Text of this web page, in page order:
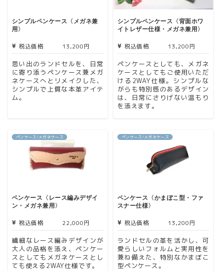
シンプルペンケース〈メガネ兼
用〉
税込価格 13,200円
思い出のランドセルを、日常
に寄り添うペンケース兼メガ
ネケースへとリメイクした、
シンプルで上質な本革アイテ
ム。
シンプルペンケース〈背面ホワ
イトレザー仕様・メガネ兼用〉
税込価格 13,200円
ペンケースとしても、メガネ
ケースとしてもご使用いただ
ける2WAY仕様。シンプルな
がらも特別感のあるデザイン
は、日常にさりげない温もり
を添えます。
ペンケース/メガネケース
ペンケース〈レース編みデザイ
ン・メガネ兼用〉
税込価格 22,000円
繊細なレース編みデザインが
大人の品格を添え、ペンケー
スとしてもメガネケースとし
ても使える2WAY仕様です。
ペンケース/メガネケース
ペンケース〈かまぼこ型・ファ
スナー仕様〉
税込価格 13,200円
ランドセルの革を活かし、可
愛らしいフォルムと実用性を
兼ね備えた、特別なかまぼこ
型ペンケース。